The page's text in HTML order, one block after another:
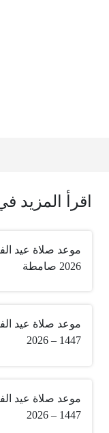
اقرأ المزيد
2026 صامطة
موعد صلاة عيد
1447 – 2026
موعد صلاة عيد
1447 – 2026